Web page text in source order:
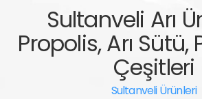
Sultanveli Arı
Propolis, Arı Sütü,
Çeşitleri
Sultanveli Ürünleri